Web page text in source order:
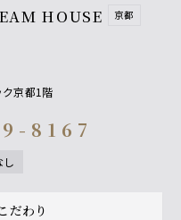
HOUSE 京都
京都1階
8167
なし
こだわり